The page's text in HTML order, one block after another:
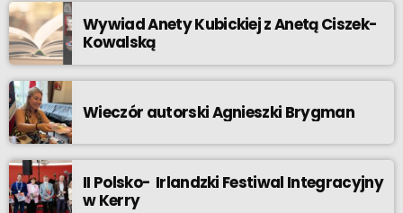
Wywiad Anety Kubickiej z Anetą Ciszek-
Kowalską
Wieczór autorski Agnieszki Brygman
II Polsko- Irlandzki Festiwal Integracyjny
w Kerry